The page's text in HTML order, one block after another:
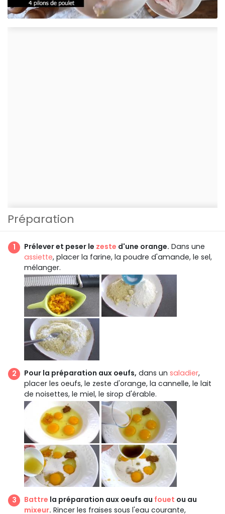
Préparation
Prélever et peser le zeste d'une orange. Dans une
assiette, placer la farine, la poudre d'amande, le sel,
mélanger.
Pour la préparation aux oeufs, dans un saladier,
placer les oeufs, le zeste d'orange, la cannelle, le lait
de noisettes, le miel, le sirop d'érable.
Battre la préparation aux oeufs au fouet ou au
mixeur. Rincer les fraises sous l'eau courante,